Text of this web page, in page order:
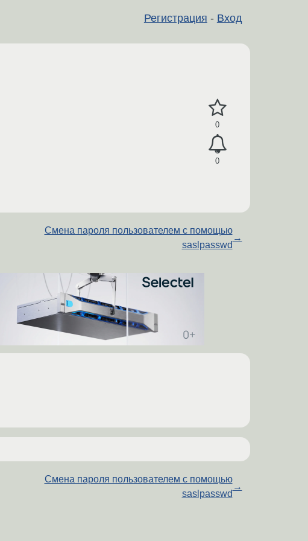
Регистрация - Вход
0
0
Смена пароля пользователем с помощью
saslpasswd
→
Смена пароля пользователем с помощью
saslpasswd
→